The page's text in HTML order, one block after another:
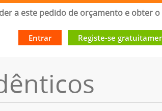
a este pedido de orçamento e obter
Entrar Registe-se